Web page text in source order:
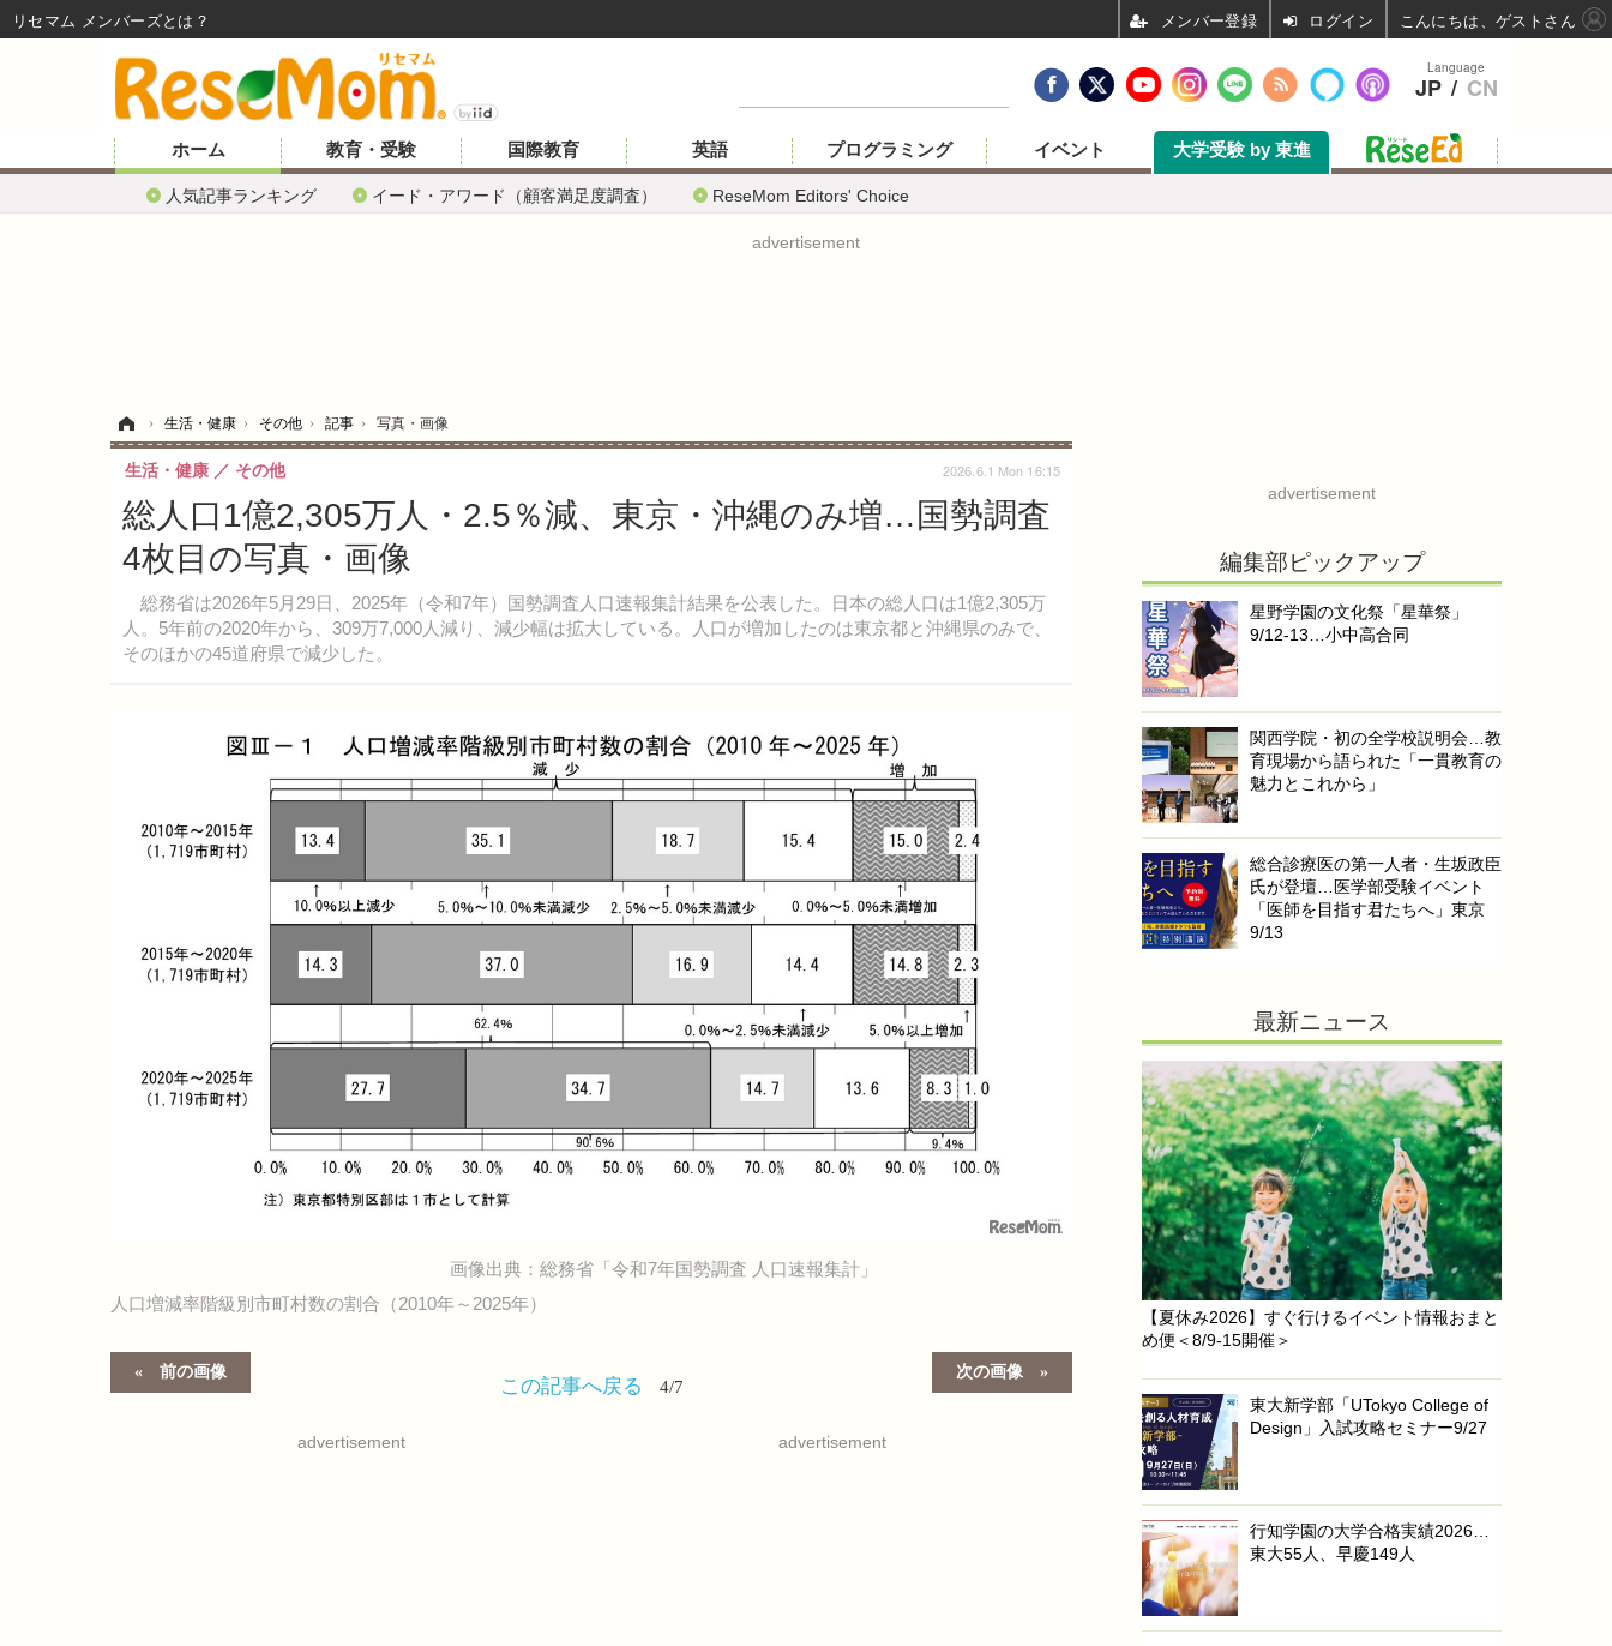
ホーム
人気記事ランキング イード・アワード（顧客満足度調査） ReseMom Editors' Choice
教育・受験 国際教育 英語 プログラミング イベント 大学受験 by 東進
advertisement
› 生活・健康 › その他 › 記事 › 写真・画像
総人口1億2,305万人・2.5％減、東京・沖縄のみ増…国勢調査
4枚目の写真・画像
総務省は2026年5月29日、2025年（令和7年）国勢調査人口速報集計結果を公表した。日本の総人口は1億2,305万
人。5年前の2020年から、309万7,000人減り、減少幅は拡大している。人口が増加したのは東京都と沖縄県のみで、
そのほかの45道府県で減少した。
生活・健康 その他 2026.6.1 Mon 16:15
画像出典：総務省「令和7年国勢調査 人口速報集計」
人口増減率階級別市町村数の割合（2010年～2025年）
前の画像 次の画像
この記事へ戻る 4/7
advertisement advertisement
advertisement
編集部ピックアップ
星野学園の文化祭「星華祭」
9/12-13…小中高合同
関西学院・初の全学校説明会…教
育現場から語られた「一貫教育の
魅力とこれから」
総合診療医の第一人者・生坂政臣
氏が登壇…医学部受験イベント
「医師を目指す君たちへ」東京
9/13
最新ニュース
【夏休み2026】すぐ行けるイベント情報おまと
め便＜8/9-15開催＞
東大新学部「UTokyo College of
Design」入試攻略セミナー9/27
行知学園の大学合格実績2026…
東大55人、早慶149人
Language
JP / CN
リセマム メンバーズ ログイン こんにちは、ゲストさん